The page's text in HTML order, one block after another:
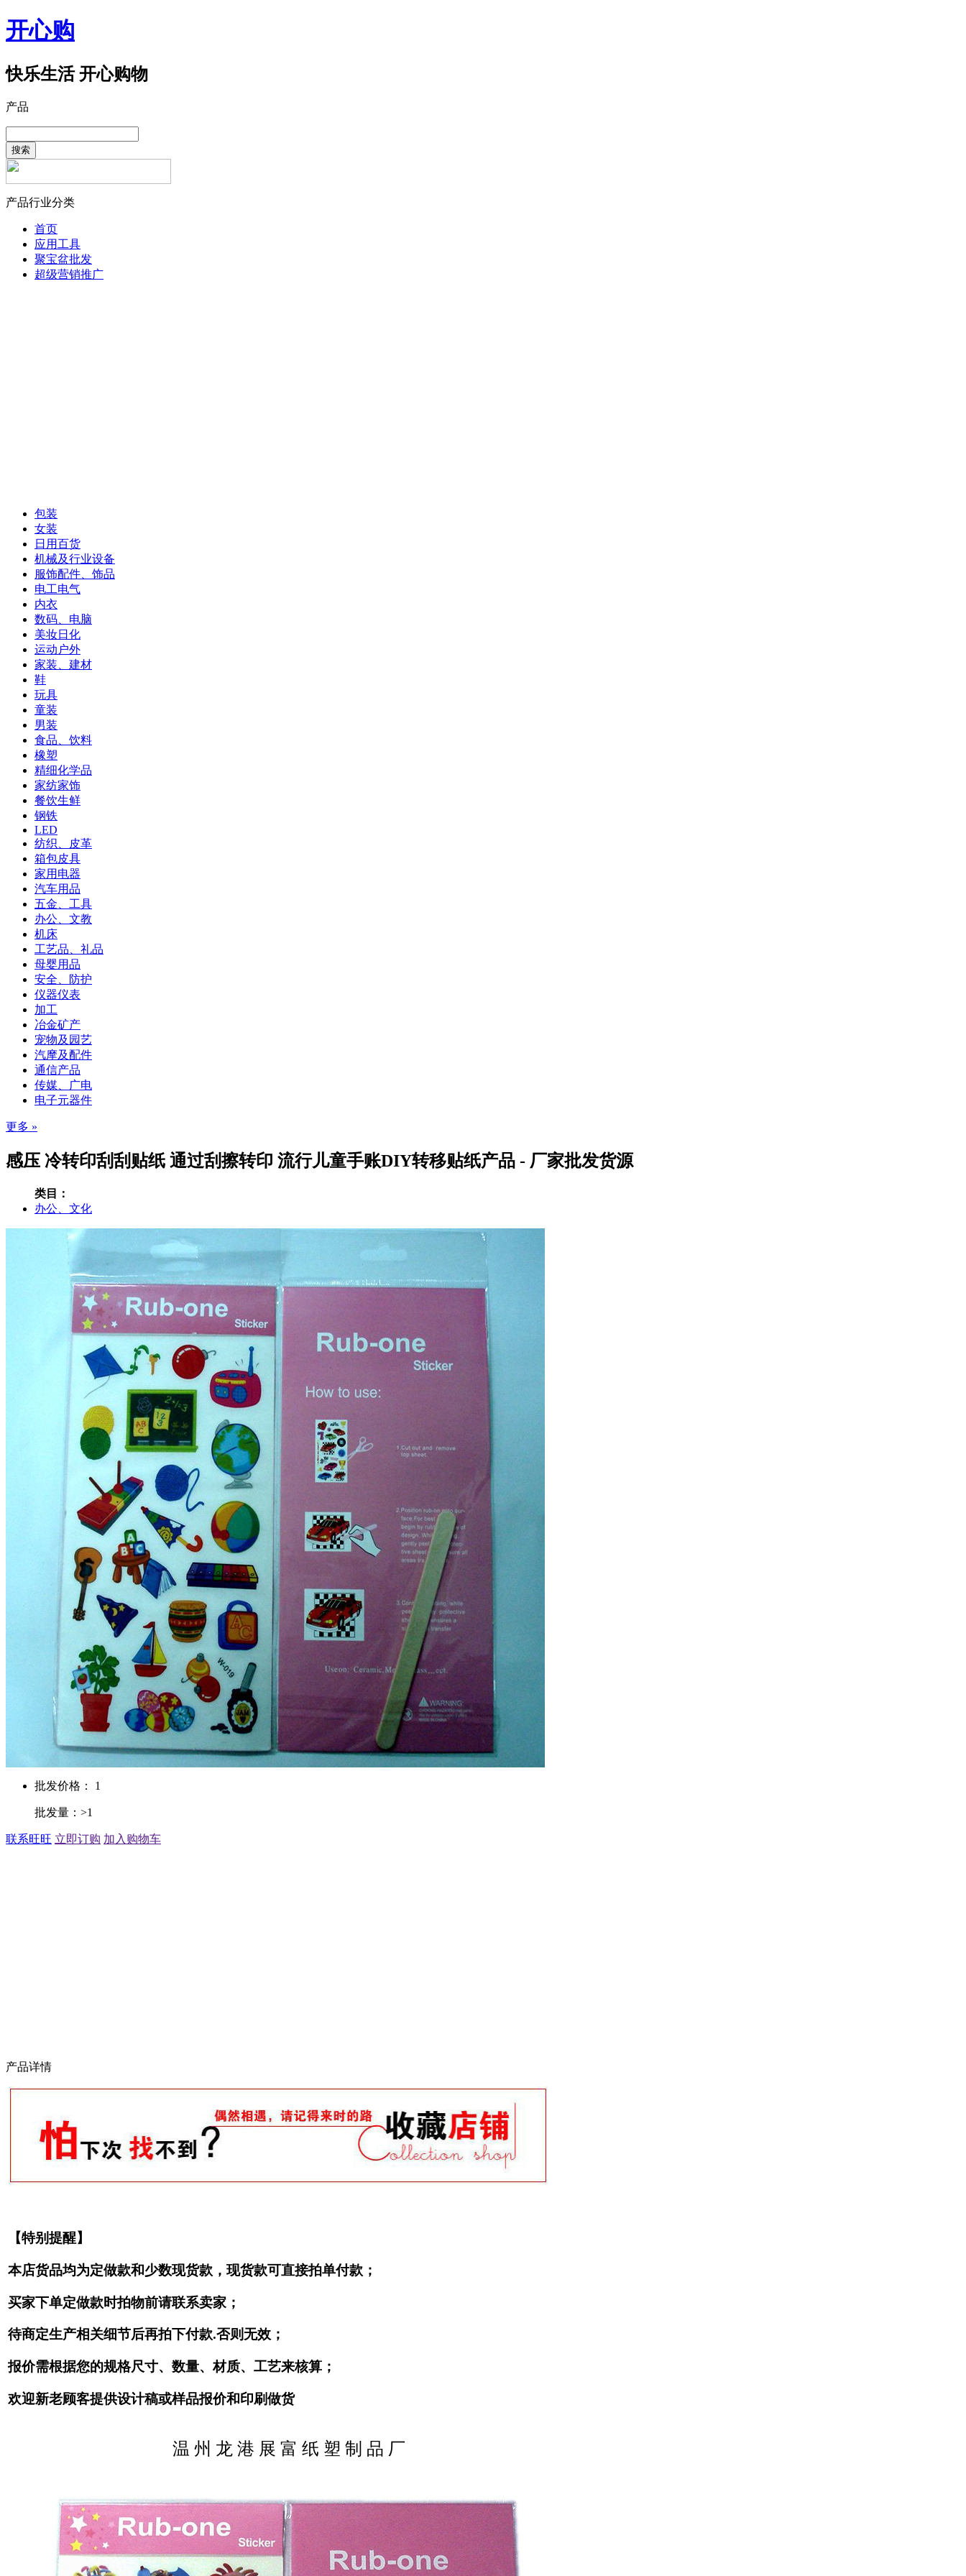
开心购
快乐生活 开心购物
产品
搜索
产品行业分类
首页
应用工具
聚宝盆批发
超级营销推广
包装
女装
日用百货
机械及行业设备
服饰配件、饰品
电工电气
内衣
数码、电脑
美妆日化
运动户外
家装、建材
鞋
玩具
童装
男装
食品、饮料
橡塑
精细化学品
家纺家饰
餐饮生鲜
钢铁
LED
纺织、皮革
箱包皮具
家用电器
汽车用品
五金、工具
办公、文教
机床
工艺品、礼品
母婴用品
安全、防护
仪器仪表
加工
冶金矿产
宠物及园艺
汽摩及配件
通信产品
传媒、广电
电子元器件
更多 »
感压 冷转印刮刮贴纸 通过刮擦转印 流行儿童手账DIY转移贴纸产品 - 厂家批发货源
类目：
办公、文化
批发价格： 1
批发量：>1
联系旺旺 立即订购 加入购物车
产品详情
【特别提醒】
本店货品均为定做款和少数现货款，现货款可直接拍单付款；
买家下单定做款时拍物前请联系卖家；
待商定生产相关细节后再拍下付款.否则无效；
报价需根据您的规格尺寸、数量、材质、工艺来核算；
欢迎新老顾客提供设计稿或样品报价和印刷做货
温 州 龙 港 展 富 纸 塑 制 品 厂